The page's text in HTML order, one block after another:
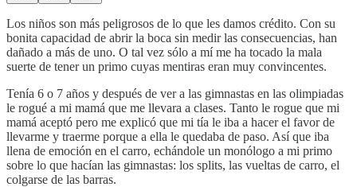
Los niños son más peligrosos de lo que les damos crédito. Con su
bonita capacidad de abrir la boca sin medir las consecuencias, han
dañado a más de uno. O tal vez sólo a mí me ha tocado la mala
suerte de tener un primo cuyas mentiras eran muy convincentes.
Tenía 6 o 7 años y después de ver a las gimnastas en las olimpiadas
le rogué a mi mamá que me llevara a clases. Tanto le rogue que mi
mamá aceptó pero me explicó que mi tía le iba a hacer el favor de
llevarme y traerme porque a ella le quedaba de paso. Así que iba
llena de emoción en el carro, echándole un monólogo a mi primo
sobre lo que hacían las gimnastas: los splits, las vueltas de carro, el
colgarse de las barras.